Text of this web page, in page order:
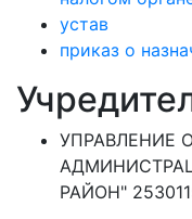
устав
приказ о
УПРАВЛЕНИЕ
РАЙОН"